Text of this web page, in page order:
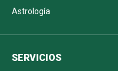
Astrología
SERVICIOS